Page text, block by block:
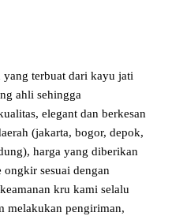
terbuat dari kayu jati
ahli sehingga
elegant dan berkesan
(jakarta, bogor, depok,
harga yang diberikan
ongkir sesuai dengan
kru kami selalu
melakukan pengiriman,